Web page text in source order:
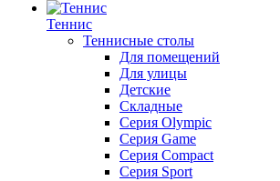
Теннис
Теннисные столы
Для помещений
Для улицы
Детские
Складные
Серия Olympic
Серия Game
Серия Compact
Серия Sport